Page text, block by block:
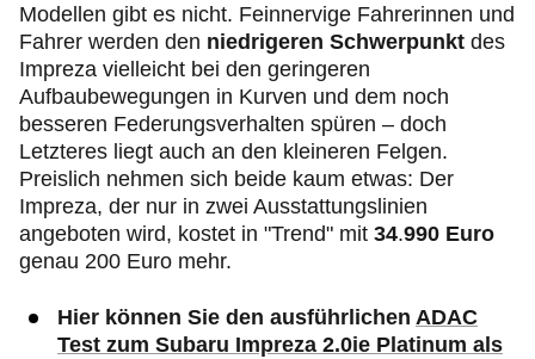
Modellen gibt es nicht. Feinnervige Fahrerinnen und
Fahrer werden den niedrigeren Schwerpunkt des
Impreza vielleicht bei den geringeren
Aufbaubewegungen in Kurven und dem noch
besseren Federungsverhalten spüren – doch
Letzteres liegt auch an den kleineren Felgen.
Preislich nehmen sich beide kaum etwas: Der
Impreza, der nur in zwei Ausstattungslinien
angeboten wird, kostet in "Trend" mit 34.990 Euro
genau 200 Euro mehr.
Hier können Sie den ausführlichen ADAC
Test zum Subaru Impreza 2.0ie Platinum als